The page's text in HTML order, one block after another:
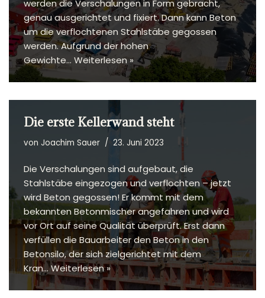
werden die Verschalungen in Form gebracht,
genau ausgerichtet und fixiert. Dann kann Beton
um die verflochtenen Stahlstäbe gegossen
werden. Aufgrund der hohen
Gewichte… Weiterlesen »
Die erste Kellerwand steht
von Joachim Sauer 23. Juni 2023
Die Verschalungen sind aufgebaut, die
Stahlstäbe eingezogen und verflochten – jetzt
wird Beton gegossen! Er kommt mit dem
bekannten Betonmischer angefahren und wird
vor Ort auf seine Qualität überprüft. Erst dann
verfüllen die Bauarbeiter den Beton in den
Betonsilo, der sich zielgerichtet mit dem
Kran…Weiterlesen »